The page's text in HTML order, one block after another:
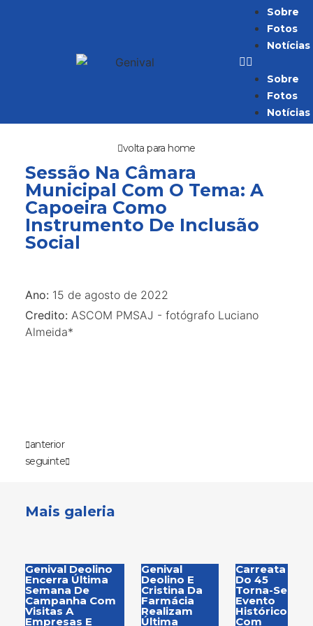
Sobre
Fotos
Notícias
Sobre
Fotos
Notícias
volta para home
Sessão Na Câmara
Municipal Com O Tema: A
Capoeira Como
Instrumento De Inclusão
Social
Ano: 15 de agosto de 2022
Credito: ASCOM PMSAJ - fotógrafo Luciano
Almeida*
anterior
seguinte
Mais galeria
Genival Deolino
Encerra Última
Semana De
Campanha Com
Visitas A
Empresas E
Genival
Deolino E
Cristina Da
Farmácia
Realizam
Última
Carreata
Do 45
Torna-Se
Evento
Histórico
Com